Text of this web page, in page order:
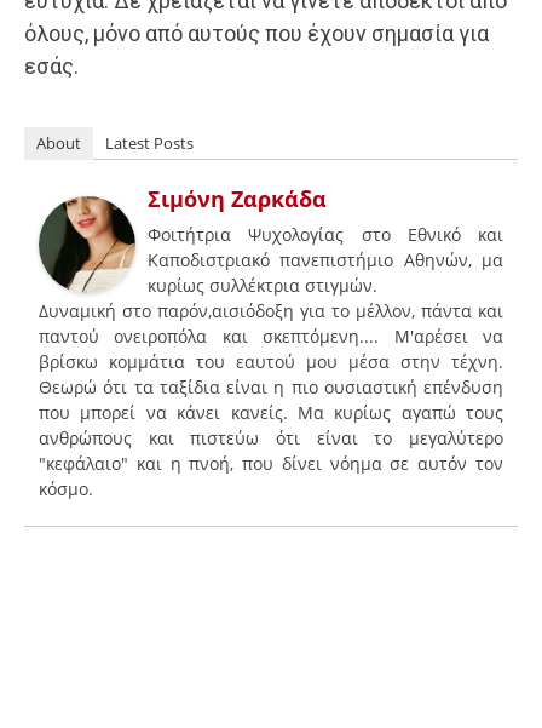
όλους, μόνο από αυτούς που έχουν σημασία για
εσάς.
About Latest Posts
Σιμόνη Ζαρκάδα
Φοιτήτρια Ψυχολογίας στο Εθνικό και
Καποδιστριακό πανεπιστήμιο Αθηνών, μα
κυρίως συλλέκτρια στιγμών.
Δυναμική στο παρόν,αισιόδοξη για το μέλλον, πάντα και
παντού ονειροπόλα και σκεπτόμενη.... Μ'αρέσει να
βρίσκω κομμάτια του εαυτού μου μέσα στην τέχνη.
Θεωρώ ότι τα ταξίδια είναι η πιο ουσιαστική επένδυση
που μπορεί να κάνει κανείς. Μα κυρίως αγαπώ τους
ανθρώπους και πιστεύω ότι είναι το μεγαλύτερο
"κεφάλαιο" και η πνοή, που δίνει νόημα σε αυτόν τον
κόσμο.